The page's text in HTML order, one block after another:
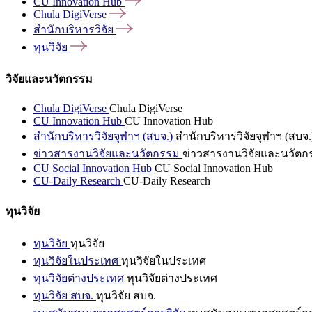
Chula DigiVerse
สำนักบริหารวิจัย
ทุนวิจัย
วิจัยและนวัตกรรม
Chula DigiVerse Chula DigiVerse
CU Innovation Hub CU Innovation Hub
สำนักบริหารวิจัยจุฬาฯ (สบจ.) สำนักบริหารวิจัยจุฬาฯ (สบจ
ข่าวสารงานวิจัยและนวัตกรรม ข่าวสารงานวิจัยและนวัตก
CU Social Innovation Hub CU Social Innovation Hub
CU-Daily Research CU-Daily Research
ทุนวิจัย
ทุนวิจัย ทุนวิจัย
ทุนวิจัยในประเทศ ทุนวิจัยในประเทศ
ทุนวิจัยต่างประเทศ ทุนวิจัยต่างประเทศ
ทุนวิจัย สบจ. ทุนวิจัย สบจ.